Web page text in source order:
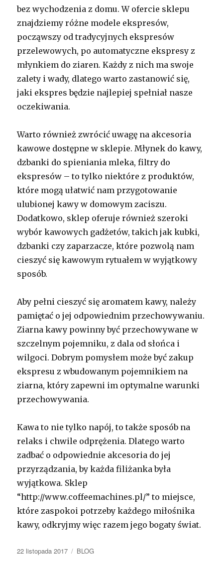
bez wychodzenia z domu. W ofercie sklepu
znajdziemy różne modele ekspresów,
począwszy od tradycyjnych ekspresów
przelewowych, po automatyczne ekspresy z
młynkiem do ziaren. Każdy z nich ma swoje
zalety i wady, dlatego warto zastanowić się,
jaki ekspres będzie najlepiej spełniał nasze
oczekiwania.
Warto również zwrócić uwagę na akcesoria
kawowe dostępne w sklepie. Młynek do kawy,
dzbanki do spieniania mleka, filtry do
ekspresów – to tylko niektóre z produktów,
które mogą ułatwić nam przygotowanie
ulubionej kawy w domowym zaciszu.
Dodatkowo, sklep oferuje również szeroki
wybór kawowych gadżetów, takich jak kubki,
dzbanki czy zaparzacze, które pozwolą nam
cieszyć się kawowym rytuałem w wyjątkowy
sposób.
Aby pełni cieszyć się aromatem kawy, należy
pamiętać o jej odpowiednim przechowywaniu.
Ziarna kawy powinny być przechowywane w
szczelnym pojemniku, z dala od słońca i
wilgoci. Dobrym pomysłem może być zakup
ekspresu z wbudowanym pojemnikiem na
ziarna, który zapewni im optymalne warunki
przechowywania.
Kawa to nie tylko napój, to także sposób na
relaks i chwile odprężenia. Dlatego warto
zadbać o odpowiednie akcesoria do jej
przyrządzania, by każda filiżanka była
wyjątkowa. Sklep
“http://www.coffeemachines.pl/” to miejsce,
które zaspokoi potrzeby każdego miłośnika
kawy, odkryjmy więc razem jego bogaty świat.
Opublikowano
22 listopada 2017 Kategorie
BLOG